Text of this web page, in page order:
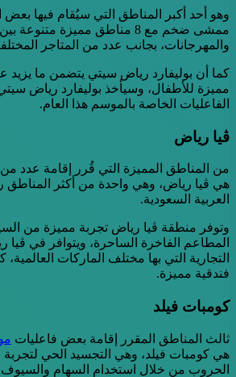
وهو أحد أكبر المناطق التي سيُقام فيها بعض
ممشى ضخم مع 8 مناطق مميزة
والمهرجانات، بجانب عدد من المتاجر
مميزة للأطفال، وسيأخذ بوليفارد رياض
الفاعليات الخاصة بالموسم هذا العام.
ڤيا رياض
من المناطق المميزة التي قُرر إقامة عدد
هي ڤيا رياض، وهي واحدة من أكثر المناطق
العربية السعودية.
وتوفر منطقة ڤيا رياض تجربة مميزة من
المطاعم الفاخرة الساحرة، ويتوافر في
التجارية التي بها مختلف الماركات العالمية،
فندقية مميزة.
كومبات فيلد
ثالث المناطق المقرر إقامة بعض فاعليات
هي كومبات فيلد، وهي التجسيد الحي
الحروب من خلال استخدام السهام